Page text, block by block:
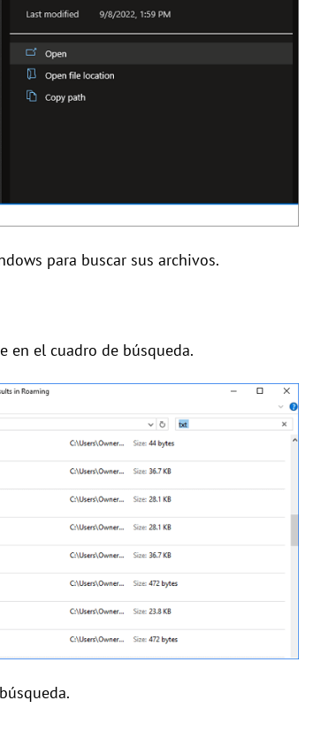
para buscar sus archivos.
en el cuadro de búsqueda.